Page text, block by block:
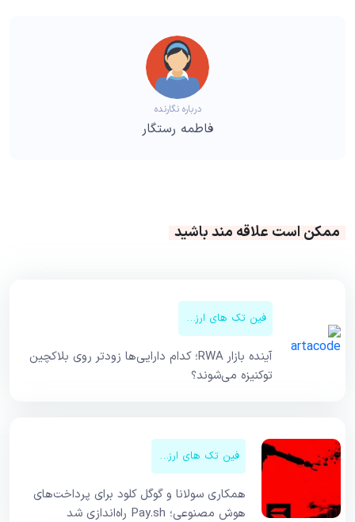
درباره نگارنده
فاطمه رستگار
ممکن است علاقه مند باشید
فین تک های ارزهای دیجیتال
آینده بازار RWA؛ کدام دارایی‌ها زودتر روی بلاکچین
توکنیزه می‌شوند؟
فین تک های ارزهای دیجیتال
همکاری سولانا و گوگل کلود برای پرداخت‌های
هوش مصنوعی؛ Pay.sh راه‌اندازی شد